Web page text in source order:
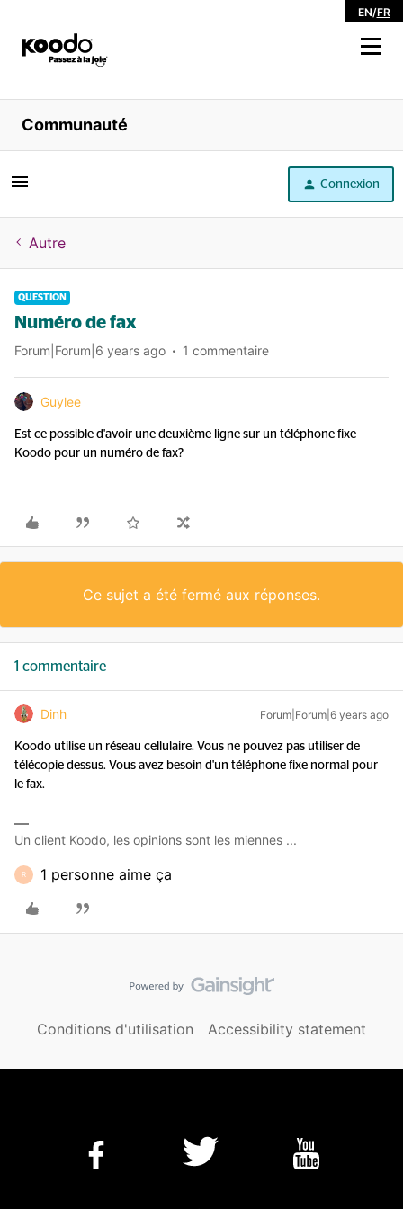
EN/FR
Magasiner
Libre service
Aide
Communauté
Connexion
Autre
QUESTION
Numéro de fax
Forum|Forum|6 years ago 1 commentaire
Guylee
Est ce possible d'avoir une deuxième ligne sur un téléphone fixe
Koodo pour un numéro de fax?
Ce sujet a été fermé aux réponses.
1 commentaire
Dinh Forum|Forum|6 years ago
Koodo utilise un réseau cellulaire. Vous ne pouvez pas utiliser de
télécopie dessus. Vous avez besoin d'un téléphone fixe normal pour
le fax.
Un client Koodo, les opinions sont les miennes ...
R 1 personne aime ça
Conditions d'utilisation Accessibility statement